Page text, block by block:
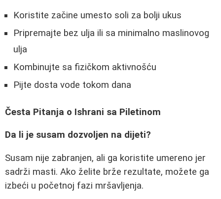
Koristite začine umesto soli za bolji ukus
Pripremajte bez ulja ili sa minimalno maslinovog
ulja
Kombinujte sa fizičkom aktivnošću
Pijte dosta vode tokom dana
Česta Pitanja o Ishrani sa Piletinom
Da li je susam dozvoljen na dijeti?
Susam nije zabranjen, ali ga koristite umereno jer
sadrži masti. Ako želite brže rezultate, možete ga
izbeći u početnoj fazi mršavljenja.